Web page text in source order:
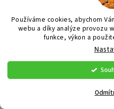
Používáme cookies, abychom
webu a díky analýze provozu
funkce, výkon a